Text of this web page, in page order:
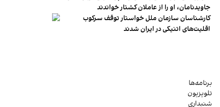
جاویدنامان، او را از عاملان کشتار خواندند
کارشناسان سازمان ملل خواستار توقف سرکوب
اقلیت‌های اتنیکی در ایران شدند
برنامه‌ها
تلویزیون
شنیداری